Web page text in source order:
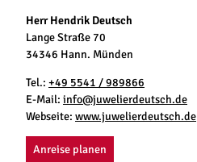
Herr Hendrik Deutsch
Lange Straße 70
34346 Hann. Münden
Tel.: +49 5541 / 989866
E-Mail: info@juwelierdeutsch.de
Webseite: www.juwelierdeutsch.de
Anreise planen